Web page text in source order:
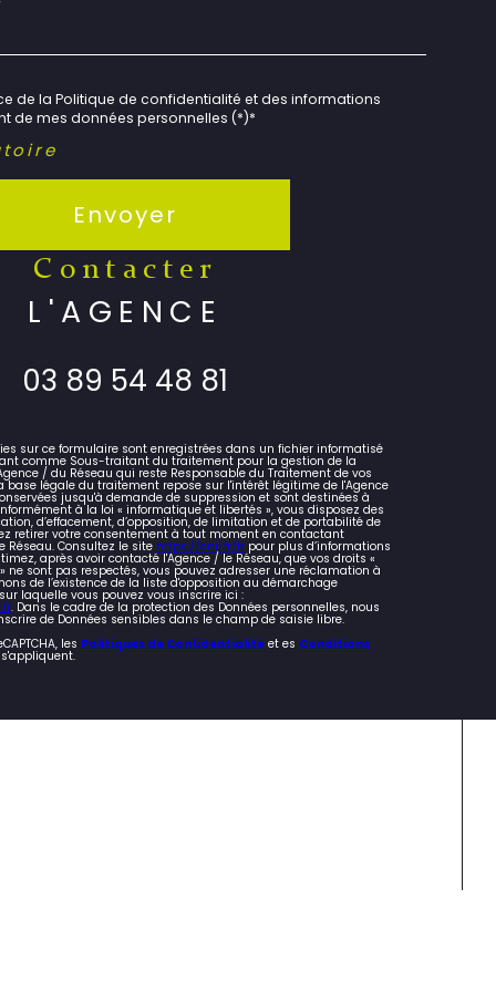
de la Politique de confidentialité et des informations
de mes données personnelles (*)*
Envoyer
contacter
L'AGENCE
03 89 54 48 81
sur ce formulaire sont enregistrées dans un fichier informatisé
comme Sous-traitant du traitement pour la gestion de la
/ du Réseau qui reste Responsable du Traitement de vos
base légale du traitement repose sur l'intérêt légitime de l'Agence
jusqu'à demande de suppression et sont destinées à
à la loi « informatique et libertés », vous disposez des
d’effacement, d’opposition, de limitation et de portabilité de
retirer votre consentement à tout moment en contactant
Réseau. Consultez le site https://cnil.fr/frpour plus d’informations
après avoir contacté l'Agence / le Réseau, que vos droits «
ne sont pas respectés, vous pouvez adresser une réclamation à
de l’existence de la liste d'opposition au démarchage
laquelle vous pouvez vous inscrire ici :
. Dans le cadre de la protection des Données personnelles, nous
de Données sensibles dans le champ de saisie libre.
les Politiques de Confidentialité et es Conditions